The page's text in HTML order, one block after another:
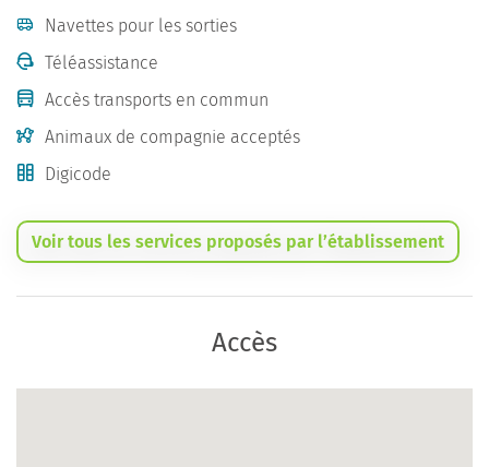
Navettes pour les sorties
Téléassistance
Accès transports en commun
Animaux de compagnie acceptés
Digicode
Voir tous les services proposés par l’établissement
Accès